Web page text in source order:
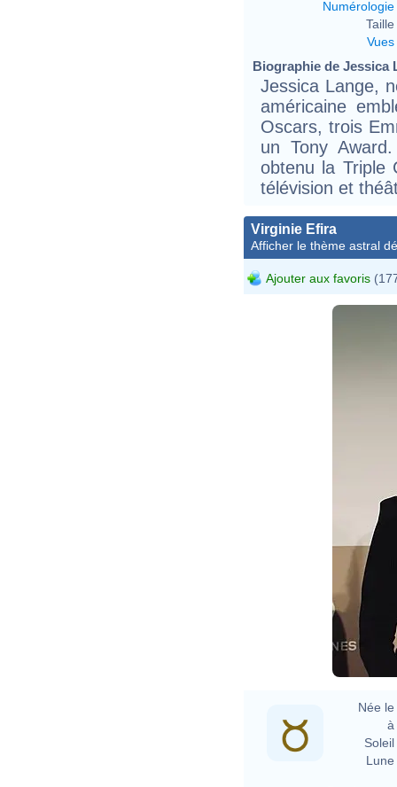
Numérologie
Taille
Vues
Biographie de Jessica
Jessica Lange,
américaine
Oscars, trois
un Tony
obtenu la Triple
télévision et
Virginie Efira
Afficher le thème astral
Ajouter aux favoris
Née le
à
Soleil
Lune